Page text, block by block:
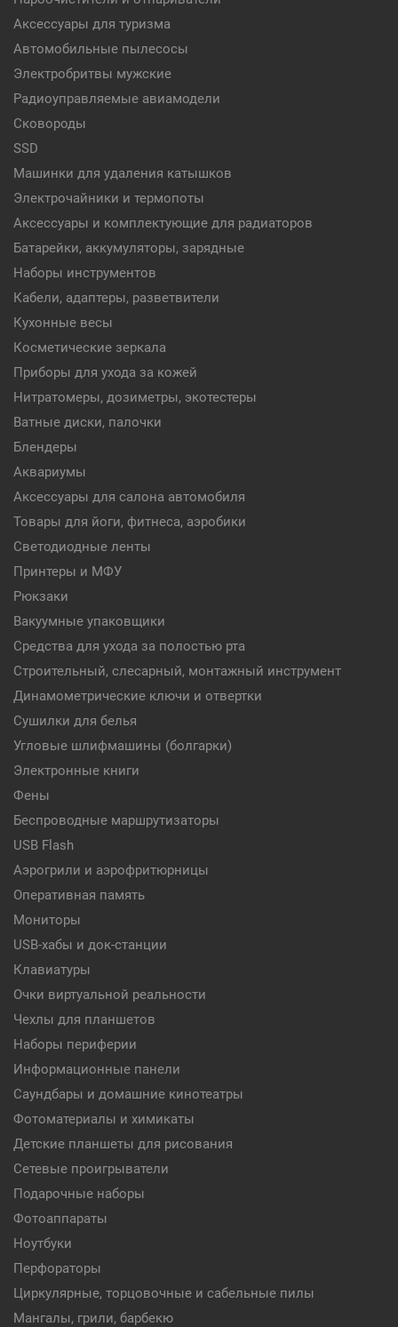
Аксессуары для туризма
Автомобильные пылесосы
Электробритвы мужские
Радиоуправляемые авиамодели
Сковороды
SSD
Машинки для удаления катышков
Электрочайники и термопоты
Аксессуары и комплектующие для радиаторов
Батарейки, аккумуляторы, зарядные
Наборы инструментов
Кабели, адаптеры, разветвители
Кухонные весы
Косметические зеркала
Приборы для ухода за кожей
Нитратомеры, дозиметры, экотестеры
Ватные диски, палочки
Блендеры
Аквариумы
Аксессуары для салона автомобиля
Товары для йоги, фитнеса, аэробики
Светодиодные ленты
Принтеры и МФУ
Рюкзаки
Вакуумные упаковщики
Средства для ухода за полостью рта
Строительный, слесарный, монтажный инструмент
Динамометрические ключи и отвертки
Сушилки для белья
Угловые шлифмашины (болгарки)
Электронные книги
Фены
Беспроводные маршрутизаторы
USB Flash
Аэрогрили и аэрофритюрницы
Оперативная память
Мониторы
USB-хабы и док-станции
Клавиатуры
Очки виртуальной реальности
Чехлы для планшетов
Наборы периферии
Информационные панели
Саундбары и домашние кинотеатры
Фотоматериалы и химикаты
Детские планшеты для рисования
Сетевые проигрыватели
Подарочные наборы
Фотоаппараты
Ноутбуки
Перфораторы
Циркулярные, торцовочные и сабельные пилы
Мангалы, грили, барбекю